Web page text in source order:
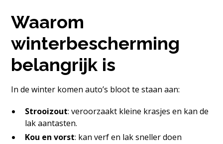
Waarom
winterbescherming
belangrijk is
In de winter komen auto’s bloot te staan aan:
Strooizout: veroorzaakt kleine krasjes en kan de
lak aantasten.
Kou en vorst: kan verf en lak sneller doen